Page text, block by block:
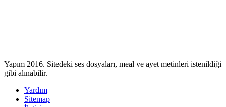
Yapım 2016. Sitedeki ses dosyaları, meal ve ayet metinleri istenildiği
gibi alınabilir.
Yardım
Sitemap